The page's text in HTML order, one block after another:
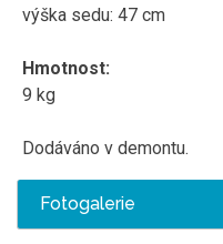
výška sedu: 47 cm
Hmotnost:
9 kg
Dodáváno v demontu.
Fotogalerie